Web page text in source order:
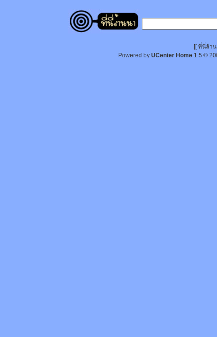
[[ ที่นี่ล้า
Powered by UCenter Home 1.5 ©